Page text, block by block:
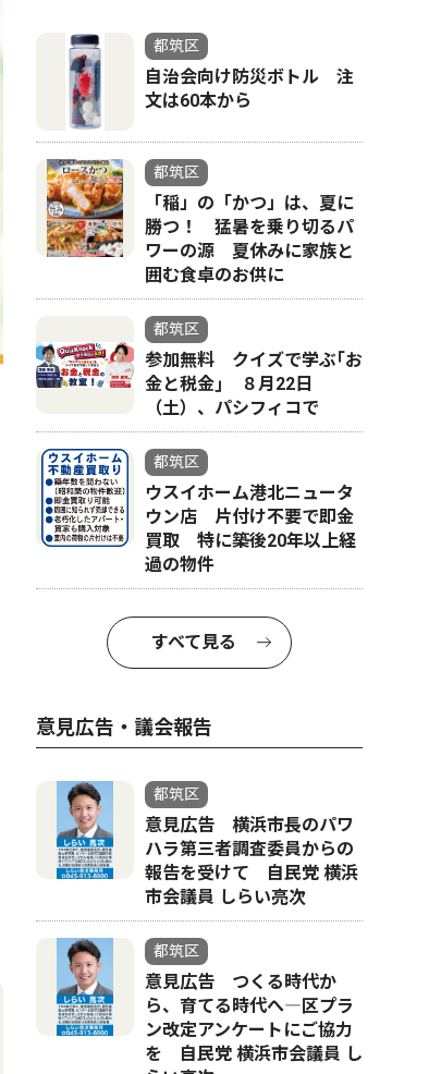
都筑区
自治会向け防災ボトル 注
文は60本から
都筑区
「稲」の「かつ」は、夏に
勝つ！ 猛暑を乗り切るパ
ワーの源 夏休みに家族と
囲む食卓のお供に
都筑区
参加無料 クイズで学ぶ｢お
金と税金｣ ８月22日
（土）、パシフィコで
都筑区
ウスイホーム港北ニュータ
ウン店 片付け不要で即金
買取 特に築後20年以上経
過の物件
すべて見る
意見広告・議会報告
都筑区
意見広告 横浜市長のパワ
ハラ第三者調査委員からの
報告を受けて 自民党 横浜
市会議員 しらい亮次
都筑区
意見広告 つくる時代か
ら、育てる時代へ―区プラ
ン改定アンケートにご協力
を 自民党 横浜市会議員 し